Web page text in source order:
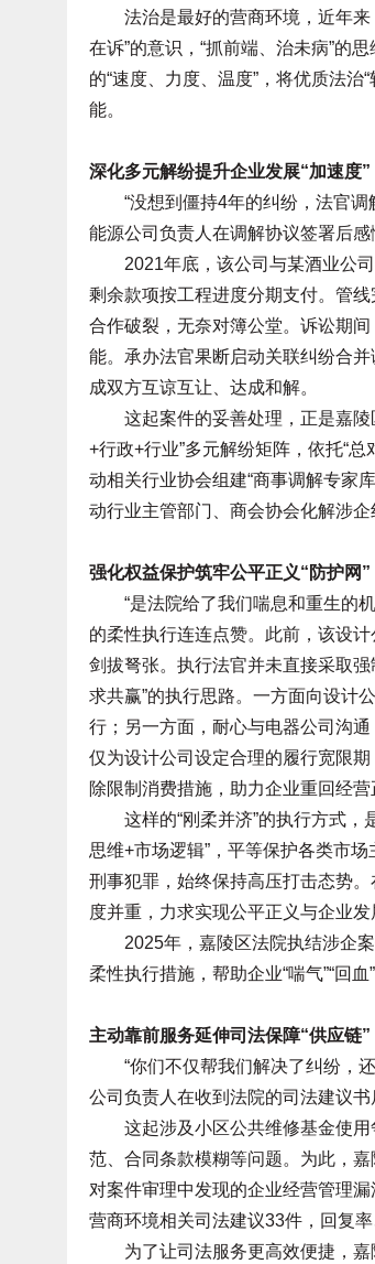
法治是最好的营商环境，近年来
在诉”的意识，“抓前端、治未病”的
的“速度、力度、温度”，将优质法治
能。
深化多元解纷提升企业发展“加速度”
“没想到僵持4年的纠纷，法官调
能源公司负责人在调解协议签署后感
2021年底，该公司与某酒业公司
剩余款项按工程进度分期支付。管
合作破裂，无奈对簿公堂。诉讼期
能。承办法官果断启动关联纠纷合
成双方互谅互让、达成和解。
这起案件的妥善处理，正是嘉陵
+行政+行业”多元解纷矩阵，依托“
动相关行业协会组建“商事调解专家
动行业主管部门、商会协会化解涉企
强化权益保护筑牢公平正义“防护网”
“是法院给了我们喘息和重生的机
的柔性执行连连点赞。此前，该设
剑拔弩张。执行法官并未直接采取
求共赢”的执行思路。一方面向设计
行；另一方面，耐心与电器公司沟
仅为设计公司设定合理的履行宽限
除限制消费措施，助力企业重回经营
这样的“刚柔并济”的执行方式，
思维+市场逻辑”，平等保护各类市
刑事犯罪，始终保持高压打击态势
度并重，力求实现公平正义与企业发
2025年，嘉陵区法院执结涉企案
柔性执行措施，帮助企业“喘气”“回
主动靠前服务延伸司法保障“供应链”
“你们不仅帮我们解决了纠纷，还
公司负责人在收到法院的司法建议书
这起涉及小区公共维修基金使用
范、合同条款模糊等问题。为此，
对案件审理中发现的企业经营管理
营商环境相关司法建议33件，回复率
为了让司法服务更高效便捷，嘉